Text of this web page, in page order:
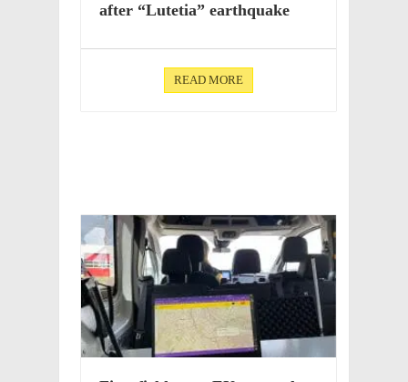
after “Lute­tia” earthquake
READ MORE